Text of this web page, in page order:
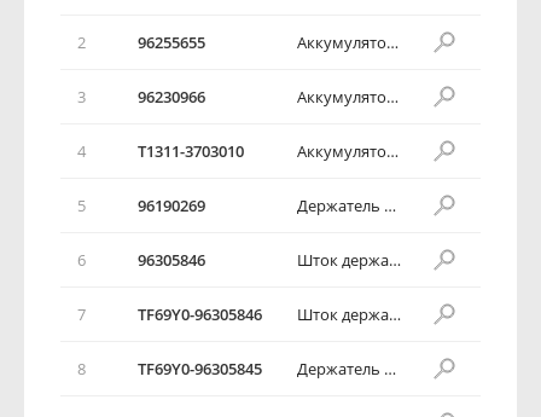
2 96255655 Аккумуляторная батарея в сборе
3 96230966 Аккумуляторная батарея в сборе
4 T1311-3703010 Аккумуляторная батарея в сборе
5 96190269 Держатель аккумуляторной батареи в сборе
6 96305846 Шток держателя аккумулятора
7 TF69Y0-96305846 Шток держателя аккумулятора
8 TF69Y0-96305845 Держатель аккумулятора